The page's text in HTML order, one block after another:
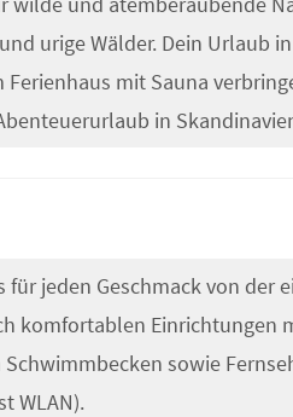
urige Wälder. Dein Urlaub
mit Sauna
in
für jeden Geschmack von der
komfortablen Einrichtungen
sowie
WLAN).